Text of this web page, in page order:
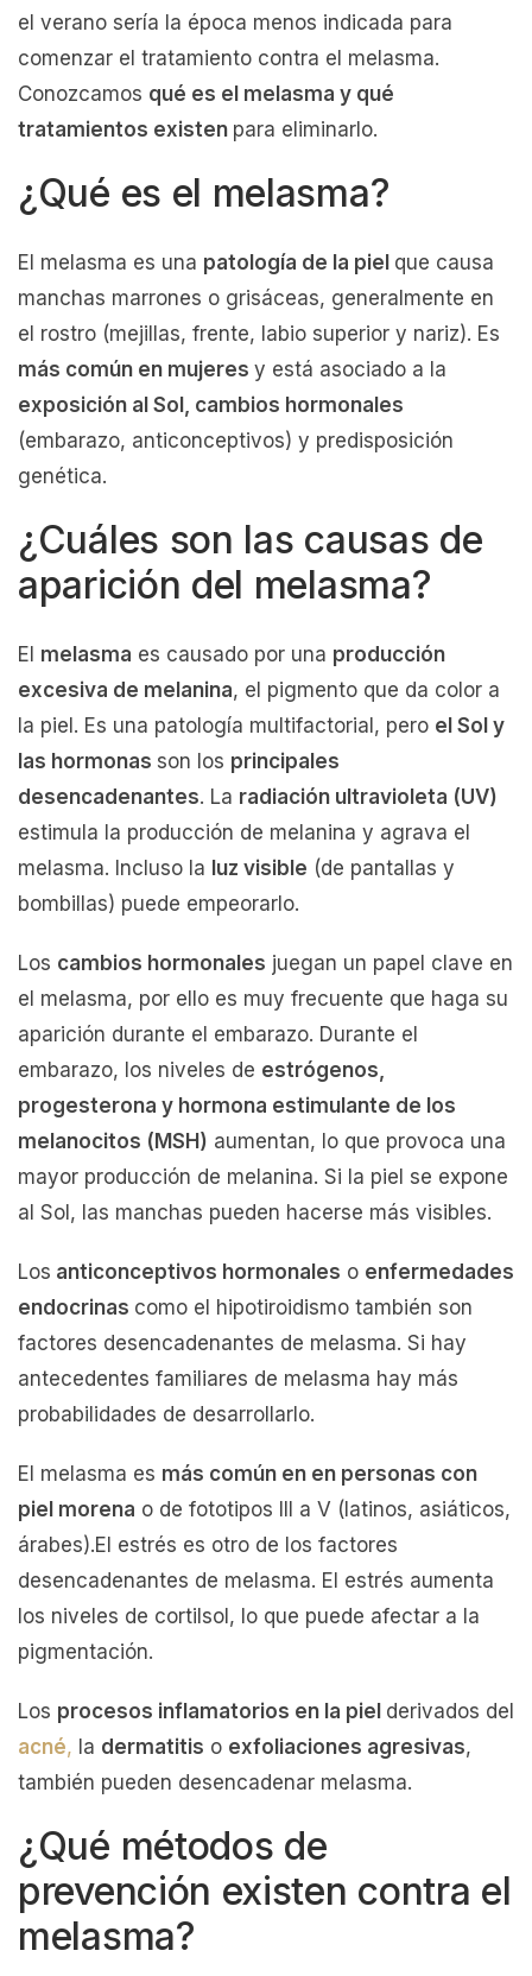
el verano sería la época menos indicada para
comenzar el tratamiento contra el melasma.
Conozcamos qué es el melasma y qué
tratamientos existen para eliminarlo.
¿Qué es el melasma?
El melasma es una patología de la piel que causa
manchas marrones o grisáceas, generalmente en
el rostro (mejillas, frente, labio superior y nariz). Es
más común en mujeres y está asociado a la
exposición al Sol, cambios hormonales
(embarazo, anticonceptivos) y predisposición
genética.
¿Cuáles son las causas de
aparición del melasma?
El melasma es causado por una producción
excesiva de melanina, el pigmento que da color a
la piel. Es una patología multifactorial, pero el Sol y
las hormonas son los principales
desencadenantes. La radiación ultravioleta (UV)
estimula la producción de melanina y agrava el
melasma. Incluso la luz visible (de pantallas y
bombillas) puede empeorarlo.
Los cambios hormonales juegan un papel clave en
el melasma, por ello es muy frecuente que haga su
aparición durante el embarazo. Durante el
embarazo, los niveles de estrógenos,
progesterona y hormona estimulante de los
melanocitos (MSH) aumentan, lo que provoca una
mayor producción de melanina. Si la piel se expone
al Sol, las manchas pueden hacerse más visibles.
Los anticonceptivos hormonales o enfermedades
endocrinas como el hipotiroidismo también son
factores desencadenantes de melasma. Si hay
antecedentes familiares de melasma hay más
probabilidades de desarrollarlo.
El melasma es más común en en personas con
piel morena o de fototipos III a V (latinos, asiáticos,
árabes).El estrés es otro de los factores
desencadenantes de melasma. El estrés aumenta
los niveles de cortilsol, lo que puede afectar a la
pigmentación.
Los procesos inflamatorios en la piel derivados del
acné, la dermatitis o exfoliaciones agresivas,
también pueden desencadenar melasma.
¿Qué métodos de
prevención existen contra el
melasma?